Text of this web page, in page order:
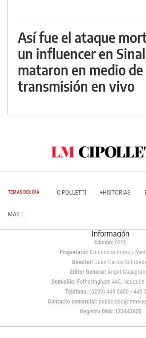
Así fue el ataque
un influencer en
mataron en medio de
transmisión en vivo
TEMAS DEL DÍA CIPOLLETTI +HISTORIAS
MAS E
Información
Edición: 6950
Propietario:Comunicaciones y
Director: Juan Carlos
Editor General:Ángel
Domicilio:Fotheringham 445, Neuquén
Teléfono: (0299) 449 0400 / 449
Contacto comercial:
Registro DNA: 123442625